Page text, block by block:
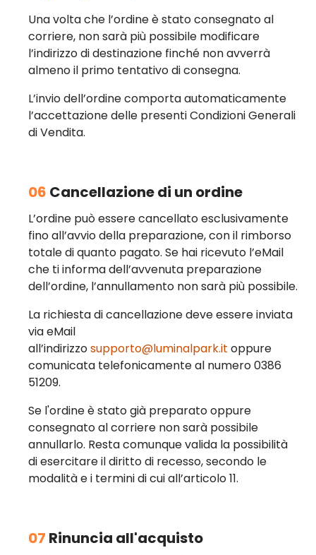
Una volta che l’ordine è stato consegnato al
corriere, non sarà più possibile modificare
l’indirizzo di destinazione finché non avverrà
almeno il primo tentativo di consegna.
L’invio dell’ordine comporta automaticamente
l’accettazione delle presenti Condizioni Generali
di Vendita.
06 Cancellazione di un ordine
L’ordine può essere cancellato esclusivamente
fino all’avvio della preparazione, con il rimborso
totale di quanto pagato. Se hai ricevuto l’eMail
che ti informa dell’avvenuta preparazione
dell’ordine, l’annullamento non sarà più possibile.
La richiesta di cancellazione deve essere inviata
via eMail
all’indirizzosupporto@luminalpark.it oppure
comunicata telefonicamente al numero 0386
51209.
Se l'ordine è stato già preparato oppure
consegnato al corriere non sarà possibile
annullarlo. Resta comunque valida la possibilità
di esercitare il diritto di recesso, secondo le
modalità e i termini di cui all’articolo 11.
07 Rinuncia all'acquisto